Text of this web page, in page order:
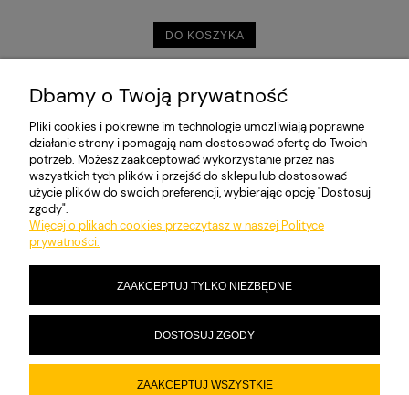
DO KOSZYKA
« 1 2 »
MOJE KONTO
PŁATNOŚCI I DOSTAWA
INFORMACJE
Dbamy o Twoją prywatność
Pliki cookies i pokrewne im technologie umożliwiają poprawne
działanie strony i pomagają nam dostosować ofertę do Twoich
potrzeb. Możesz zaakceptować wykorzystanie przez nas
wszystkich tych plików i przejść do sklepu lub dostosować
użycie plików do swoich preferencji, wybierając opcję "Dostosuj
zgody".
Więcej o plikach cookies przeczytasz w naszej Polityce
prywatności.
ZAAKCEPTUJ TYLKO NIEZBĘDNE
DOSTOSUJ ZGODY
ZAAKCEPTUJ WSZYSTKIE